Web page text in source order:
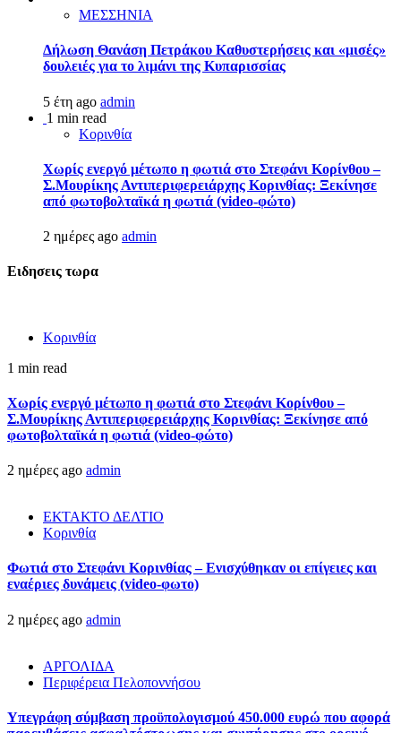
ΜΕΣΣΗΝΙΑ
Δήλωση Θανάση Πετράκου Καθυστερήσεις και «μισές»
δουλειές για το λιμάνι της Κυπαρισσίας
5 έτη ago admin
1 min read
Κορινθία
Χωρίς ενεργό μέτωπο η φωτιά στο Στεφάνι Κορίνθου –
Σ.Μουρίκης Αντιπεριφερειάρχης Κορινθίας: Ξεκίνησε
από φωτοβολταϊκά η φωτιά (video-φώτο)
2 ημέρες ago admin
Ειδησεις τωρα
Κορινθία
1 min read
Χωρίς ενεργό μέτωπο η φωτιά στο Στεφάνι Κορίνθου –
Σ.Μουρίκης Αντιπεριφερειάρχης Κορινθίας: Ξεκίνησε από
φωτοβολταϊκά η φωτιά (video-φώτο)
2 ημέρες ago admin
ΕΚΤΑΚΤΟ ΔΕΛΤΙΟ
Κορινθία
Φωτιά στο Στεφάνι Κορινθίας – Ενισχύθηκαν οι επίγειες και
εναέριες δυνάμεις (video-φωτο)
2 ημέρες ago admin
ΑΡΓΟΛΙΔΑ
Περιφέρεια Πελοποννήσου
Υπεγράφη σύμβαση προϋπολογισμού 450.000 ευρώ που αφορά